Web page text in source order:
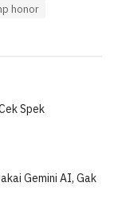
honor
Spek
Gemini AI, Gak